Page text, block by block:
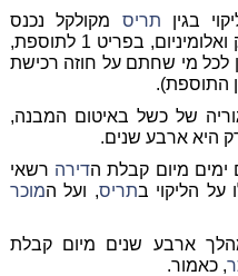
בגין תריס מקולקל נכנס
לקטגוריה של ליקוי במוצרי פלסטיק ואלומיניום, בפריט 1 לתוספת,
לכל מי שחתם על חוזה רכישת
של כשל באיטום המבנה,
ימים מיום קבלת הדירה רשאי
על הליקוי בתריס, ועל המוכר
ארבע שנים מיום קבלת
, כאמור.